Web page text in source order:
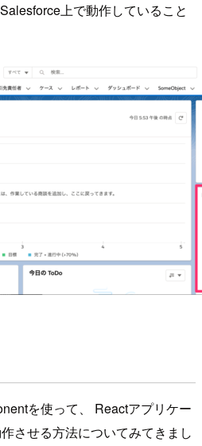
上で動作していること
を使って、 Reactアプリケー
させる方法についてみてきまし